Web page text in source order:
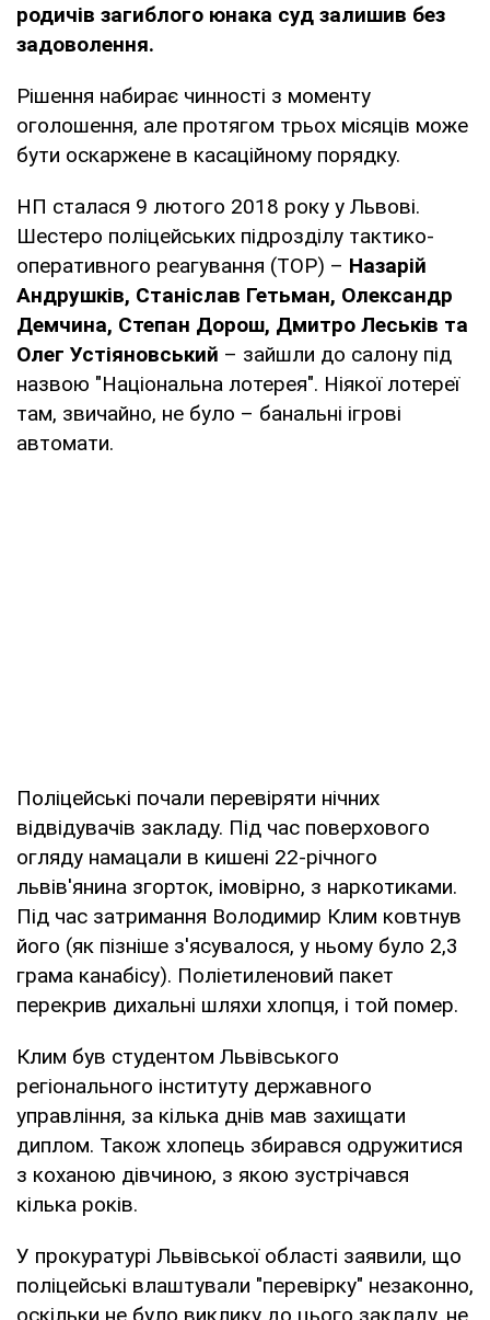
родичів загиблого юнака суд залишив без
задоволення.
Рішення набирає чинності з моменту
оголошення, але протягом трьох місяців може
бути оскаржене в касаційному порядку.
НП сталася 9 лютого 2018 року у Львові.
Шестеро поліцейських підрозділу тактико-
оперативного реагування (ТОР) – Назарій
Андрушків, Станіслав Гетьман, Олександр
Демчина, Степан Дорош, Дмитро Леськів та
Олег Устіяновський – зайшли до салону під
назвою "Національна лотерея". Ніякої лотереї
там, звичайно, не було – банальні ігрові
автомати.
Поліцейські почали перевіряти нічних
відвідувачів закладу. Під час поверхового
огляду намацали в кишені 22-річного
львів'янина згорток, імовірно, з наркотиками.
Під час затримання Володимир Клим ковтнув
його (як пізніше з'ясувалося, у ньому було 2,3
грама канабісу). Поліетиленовий пакет
перекрив дихальні шляхи хлопця, і той помер.
Клим був студентом Львівського
регіонального інституту державного
управління, за кілька днів мав захищати
диплом. Також хлопець збирався одружитися
з коханою дівчиною, з якою зустрічався
кілька років.
У прокуратурі Львівської області заявили, що
поліцейські влаштували "перевірку" незаконно,
оскільки не було виклику до цього закладу, не